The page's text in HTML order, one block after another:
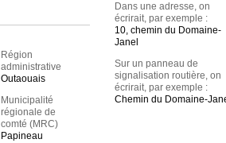
Région
administrative
Outaouais
Municipalité
régionale de
comté (MRC)
Papineau
Dans une adresse, on
écrirait, par exemple :
10, chemin du Domaine-
Janel
Sur un panneau de
signalisation routière, on
écrirait, par exemple :
Chemin du Domaine-